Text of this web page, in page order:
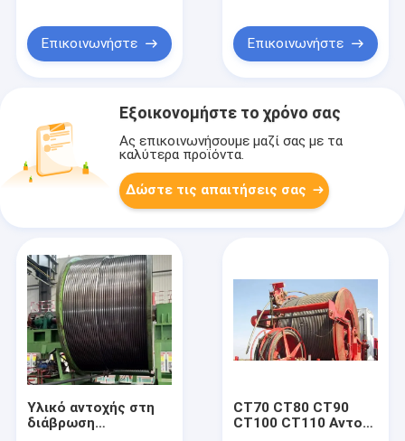
Επικοινωνήστε Επικοινωνήστε
Εξοικονομήστε το χρόνο σας
Ας επικοινωνήσουμε μαζί σας με τα
καλύτερα προϊόντα.
Δώστε τις απαιτήσεις σας
Υλικό αντοχής στη
διάβρωση
CT70 CT80 CT90
CT100 CT110 Αντοχή